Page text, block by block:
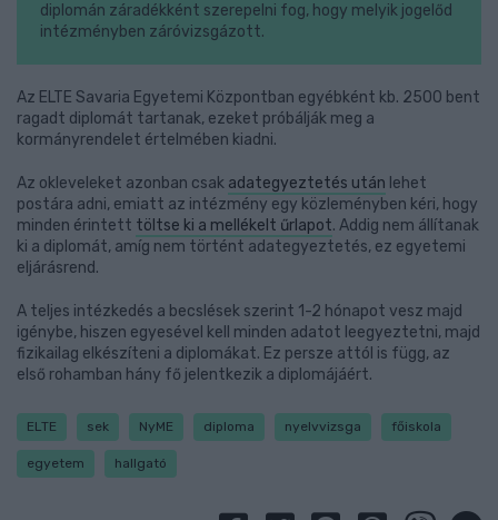
diplomán záradékként szerepelni fog, hogy melyik jogelőd
intézményben záróvizsgázott.
Az ELTE Savaria Egyetemi Központban egyébként kb. 2500 bent
ragadt diplomát tartanak, ezeket próbálják meg a
kormányrendelet értelmében kiadni.
Az okleveleket azonban csak adategyeztetés után lehet
postára adni, emiatt az intézmény egy közleményben kéri, hogy
minden érintett töltse ki a mellékelt űrlapot. Addig nem állítanak
ki a diplomát, amíg nem történt adategyeztetés, ez egyetemi
eljárásrend.
A teljes intézkedés a becslések szerint 1-2 hónapot vesz majd
igénybe, hiszen egyesével kell minden adatot leegyeztetni, majd
fizikailag elkészíteni a diplomákat. Ez persze attól is függ, az
első rohamban hány fő jelentkezik a diplomájáért.
ELTE sek NyME diploma nyelvvizsga főiskola
egyetem hallgató